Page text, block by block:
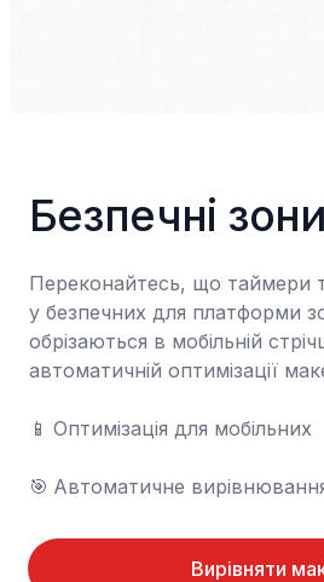
Безпечні
Переконайтесь, що таймери
у безпечних для платформи
обрізаються в мобільній
автоматичній оптимізації
📱	Оптимізація для мобільних
🎯	Автоматичне
Вирівняти